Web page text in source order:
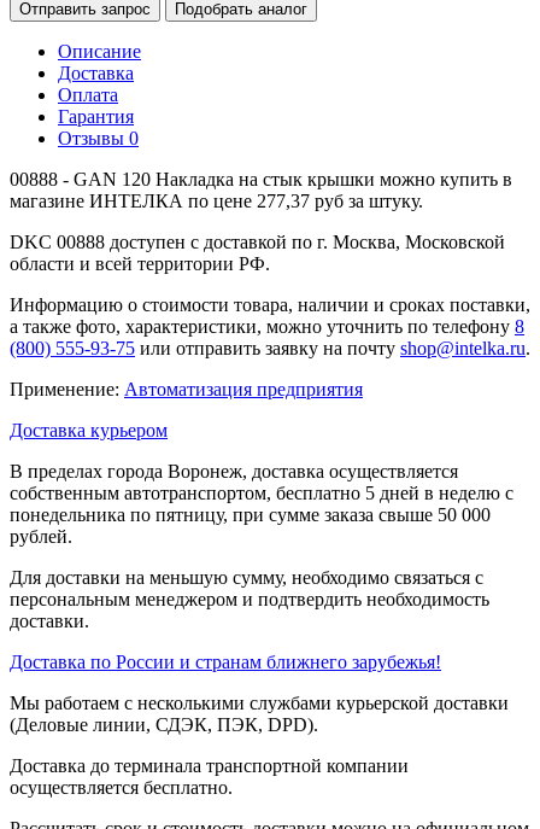
Отправить запрос Подобрать аналог
Описание
Доставка
Оплата
Гарантия
Отзывы 0
00888 - GAN 120 Накладка на стык крышки можно купить в
магазине ИНТЕЛКА по цене 277,37 руб за штуку.
DKC 00888 доступен с доставкой по г. Москва, Московской
области и всей территории РФ.
Информацию о стоимости товара, наличии и сроках поставки,
а также фото, характеристики, можно уточнить по телефону 8
(800) 555-93-75 или отправить заявку на почту shop@intelka.ru.
Применение: Автоматизация предприятия
Доставка курьером
В пределах города Воронеж, доставка осуществляется
собственным автотранспортом, бесплатно 5 дней в неделю с
понедельника по пятницу, при сумме заказа свыше 50 000
рублей.
Для доставки на меньшую сумму, необходимо связаться с
персональным менеджером и подтвердить необходимость
доставки.
Доставка по России и странам ближнего зарубежья!
Мы работаем с несколькими службами курьерской доставки
(Деловые линии, СДЭК, ПЭК, DPD).
Доставка до терминала транспортной компании
осуществляется бесплатно.